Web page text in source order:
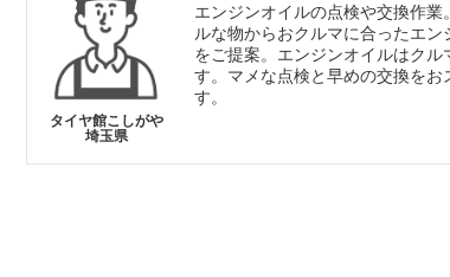
タイヤ館こしがや
埼玉県
エンジンオイルの点検や交換作業
ルな物からおクルマに合ったエン
をご提案。エンジンオイルはクル
す。マメな点検と早めの交換をお
す。